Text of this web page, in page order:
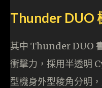
Thunder DUO
其中 Thunder DUO
衝擊力，採用半透明
型機身外型稜角分明